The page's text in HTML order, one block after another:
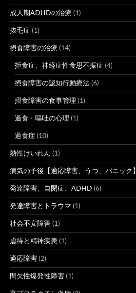
成人期ADHDの治療 (1)
抜毛症 (1)
摂食障害の治療 (14)
拒食症、神経症性食思不振症 (4)
摂食障害の認知行動療法 (6)
摂食障害の食事管理 (1)
過食・嘔吐の心理 (1)
過食症 (10)
熱性けいれん (1)
病気の予後【適応障害、うつ、パニック】
発達障害、自閉症、ADHD (6)
発達障害とトラウマ (1)
社会不安障害 (1)
虐待と精神疾患 (1)
適応障害 (2)
間欠性爆発性障害 (1)